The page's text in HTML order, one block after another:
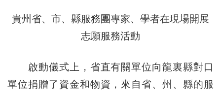
貴州省、市、縣服務團專家、學者在現場開展
志願服務活動
啟動儀式上，省直有關單位向龍裏縣對口
單位捐贈了資金和物資，來自省、州、縣的服